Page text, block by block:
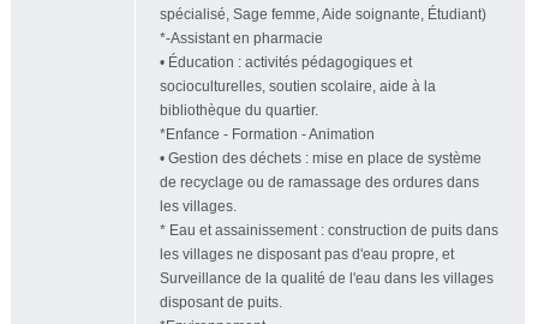
spécialisé, Sage femme, Aide soignante, Étudiant)
*-Assistant en pharmacie
• Éducation : activités pédagogiques et
socioculturelles, soutien scolaire, aide à la
bibliothèque du quartier.
*Enfance - Formation - Animation
• Gestion des déchets : mise en place de système
de recyclage ou de ramassage des ordures dans
les villages.
* Eau et assainissement : construction de puits dans
les villages ne disposant pas d'eau propre, et
Surveillance de la qualité de l'eau dans les villages
disposant de puits.